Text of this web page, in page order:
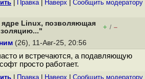
Правка| Наверх Cообщить модератору
ядре Linux, позволяющая
+ / –
(26), 11-Авг-25, 20:56
и встречаются, а подавляющую
просто работает.
Правка| Наверх Cообщить модератору